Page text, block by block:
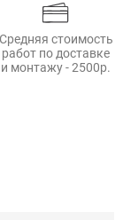
Средняя стоимость
работ по доставке
и монтажу - 2500р.